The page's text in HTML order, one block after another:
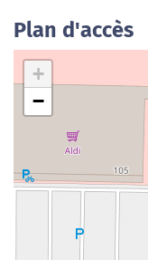
Plan d'accès
+
−